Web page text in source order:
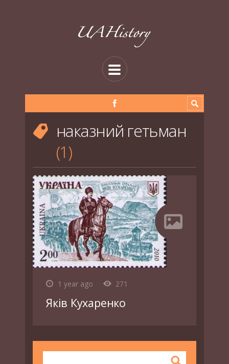
наказний гетьман
1
1 year ago 271
Яків Кухаренко